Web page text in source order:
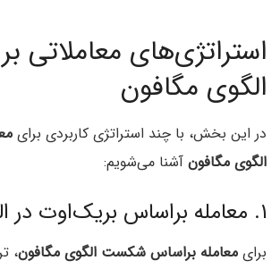
استراتژی‌های معاملاتی
الگوی مگافون
در این بخش، با چند استراتژی کاربردی برای
الگوی مگافون آشنا می‌شویم:
۱. معامله براساس بریک‌اوت در الگوی بلندگو
برای معامله براساس شکست الگوی مگافون،